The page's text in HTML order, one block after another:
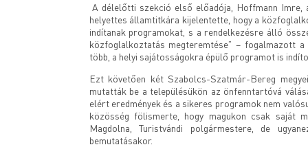
A délelőtti szekció első előadója, Hoffmann
helyettes államtitkára kijelentette, hogy a
indítanak programokat, s a rendelkezésre álló
közfoglalkoztatás megteremtése” – fogalmazott
több, a helyi sajátosságokra épülő programot is
Ezt követően két Szabolcs-Szatmár-Bereg
mutatták be a településükön az önfenntartóvá
elért eredmények és a sikeres programok nem
közösség fölismerte, hogy magukon csak saját
Magdolna, Turistvándi polgármestere, de
bemutatásakor.